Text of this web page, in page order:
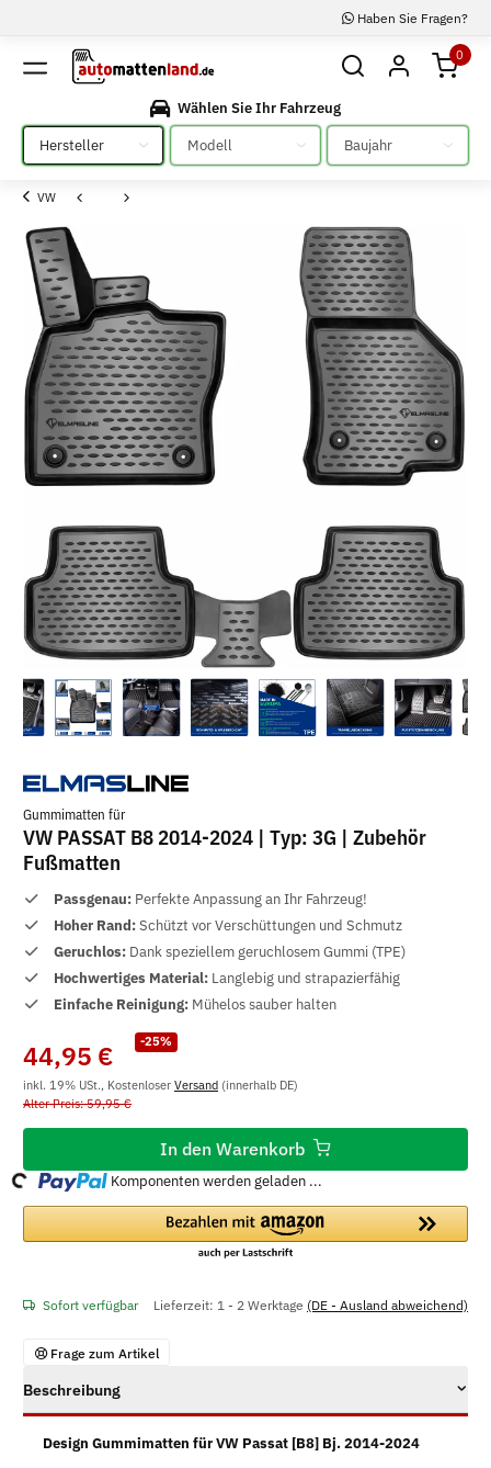
Haben Sie Fragen?
0
Wählen Sie Ihr Fahrzeug
Bitte auswählen
Bitte auswählen Bitte auswählen
VW
Gummimatten für
VW PASSAT B8 2014-2024 | Typ: 3G | Zubehör
Fußmatten
Passgenau: Perfekte Anpassung an Ihr Fahrzeug!
Hoher Rand:Schützt vor Verschüttungen und Schmutz
Geruchlos: Dank speziellem geruchlosem Gummi (TPE)
Hochwertiges Material: Langlebig und strapazierfähig
Einfache Reinigung: Mühelos sauber halten
-25%
44,95 €
inkl. 19% USt., Kostenloser Versand (innerhalb DE)
Alter Preis: 59,95 €
In den Warenkorb
Komponenten werden geladen ...
Sofort verfügbar Lieferzeit: 1 - 2 Werktage (DE - Ausland abweichend)
Frage zum Artikel
Beschreibung
Design Gummimatten für VW Passat [B8] Bj. 2014-2024